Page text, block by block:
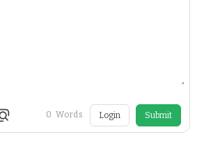
0 Words Login Submit